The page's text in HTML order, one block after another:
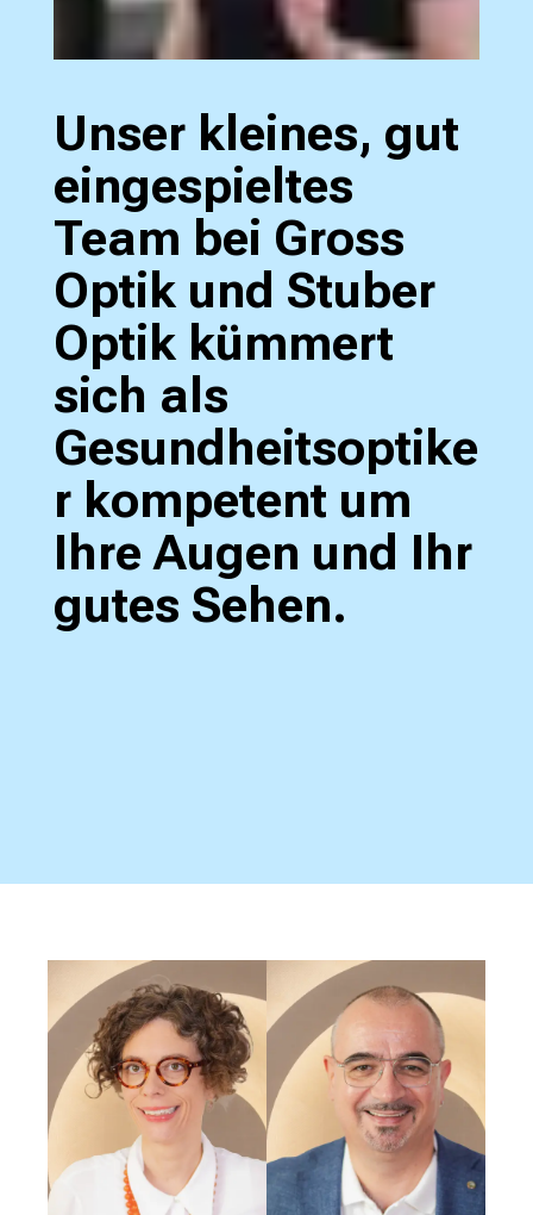
Unser kleines, gut
eingespieltes
Team bei Gross
Optik und Stuber
Optik kümmert
sich als
Gesundheitsoptike
r kompetent um
Ihre Augen und Ihr
gutes Sehen.